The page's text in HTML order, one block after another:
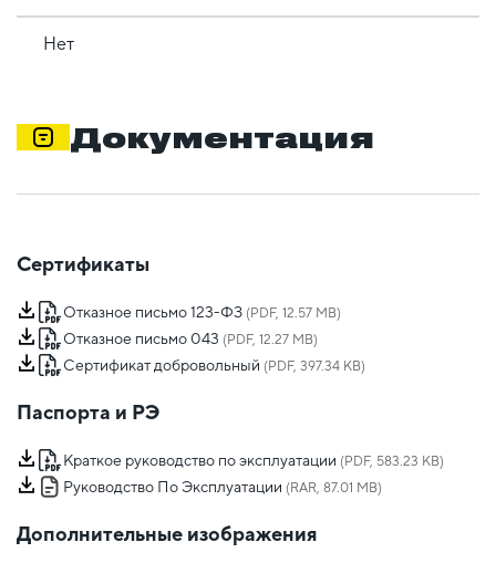
Нет
Документация
Сертификаты
Отказное письмо 123-ФЗ (PDF, 12.57 MB)
Отказное письмо 043 (PDF, 12.27 MB)
Сертификат добровольный (PDF, 397.34 KB)
Паспорта и РЭ
Краткое руководство по эксплуатации (PDF, 583.23 KB)
Руководство По Эксплуатации (RAR, 87.01 MB)
Дополнительные изображения